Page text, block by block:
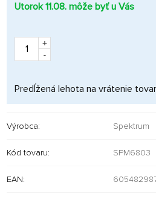
Utorok 11.08. môže byť u Vás
+
-
Predĺžená lehota na vrátenie
Výrobca: Spektrum
Kód tovaru: SPM6803
EAN: